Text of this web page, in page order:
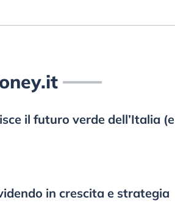
il futuro verde dell’Italia (e
in crescita e strategia